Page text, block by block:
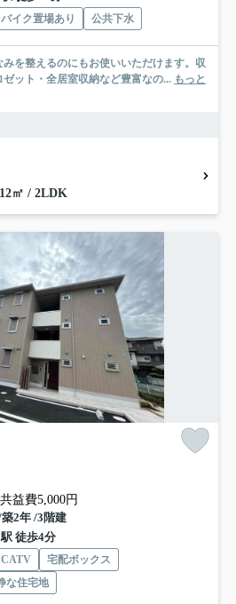
バイク置場あり 公共下水
を整えるのにもお使いいただけます。収
ット・全居室収納など豊富なの... もっと
㎡ / 2LDK
益費5,000円
2年 /3階建
徒歩4分
CATV
宅配ボックス
な住宅地